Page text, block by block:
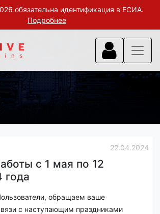
обязательна идентификация в ЕСИА.
Подробнее
22.04.2024
с 1 мая по 12
года
обращаем ваше
с наступающим праздниками